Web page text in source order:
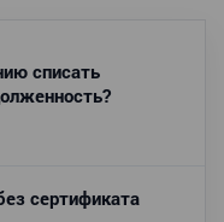
списать
сертификата